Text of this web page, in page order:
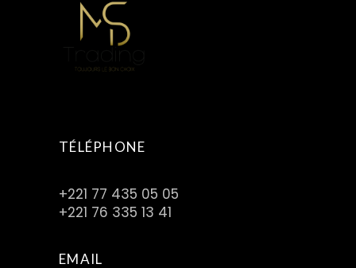
TÉLÉPHONE
+221 77 435 05 05
+221 76 335 13 41
EMAIL